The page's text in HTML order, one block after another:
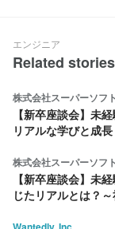
エンジニア
Related stories
株式会社スーパーソフ
【新卒座談会】未
リアルな学びと成
株式会社スーパーソフ
【新卒座談会】未
じたリアルとは？